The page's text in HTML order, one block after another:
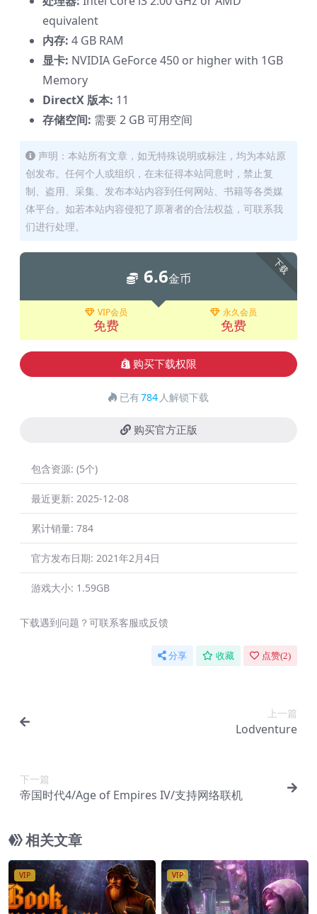
equivalent
内存: 4 GB RAM
显卡: NVIDIA GeForce 450 or higher with 1GB
Memory
DirectX 版本: 11
存储空间: 需要 2 GB 可用空间
声明：本站所有文章，如无特殊说明或标注，均为本站原
创发布。任何个人或组织，在未征得本站同意时，禁止复
制、盗用、采集、发布本站内容到任何网站、书籍等各类媒
体平台。如若本站内容侵犯了原著者的合法权益，可联系我
们进行处理。
下载
6.6金币
VIP会员
免费
永久会员
免费
购买下载权限
已有784 人解锁下载
购买官方正版
包含资源: (5个)
最近更新: 2025-12-08
累计销量: 784
官方发布日期: 2021年2月4日
游戏大小: 1.59GB
下载遇到问题？可联系客服或反馈
分享 收藏 点赞(2)
上一篇
Lodventure
下一篇
帝国时代4/Age of Empires IV/支持网络联机
相关文章
VIP VIP